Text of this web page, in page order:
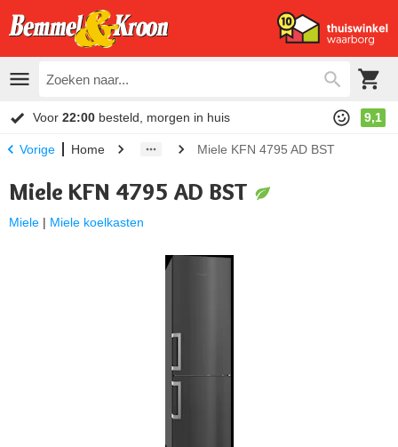
Voor 22:00 besteld, morgen in huis 9,1
Vorige Home Miele KFN 4795 AD BST
Miele KFN 4795 AD BST
Miele | Miele koelkasten